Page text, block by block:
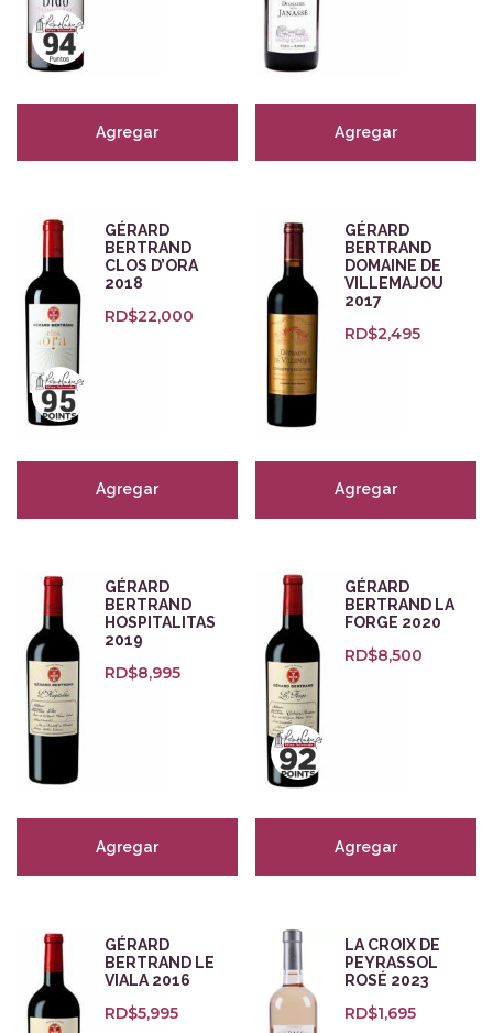
Categorías
Orange
(7)
Blancos (127)
Rosados (29)
Espumosos
Dulces y Fortificados
Aceites y destilados
Tipo del producto
Vegano
(32)
Sostenible (2)
Puntuaciones
Agregar Agregar
GÉRARD
BERTRAND
CLOS D’ORA
2018
RD$22,000
Agregar
GÉRARD
BERTRAND
DOMAINE DE
VILLEMAJOU
2017
RD$2,495
Agregar
GÉRARD
BERTRAND
HOSPITALITAS
2019
RD$8,995
Agregar
GÉRARD
BERTRAND LA
FORGE 2020
RD$8,500
Agregar
GÉRARD
BERTRAND LE
VIALA 2016
RD$5,995
LA CROIX DE
PEYRASSOL
ROSÉ 2023
RD$1,695